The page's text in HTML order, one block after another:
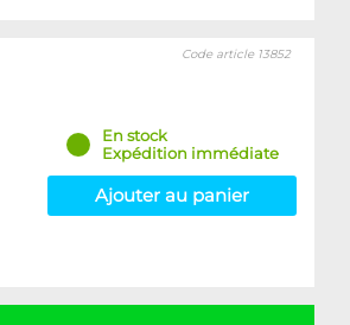
Code article 13852
En stock
Expédition immédiate
Ajouter au panier